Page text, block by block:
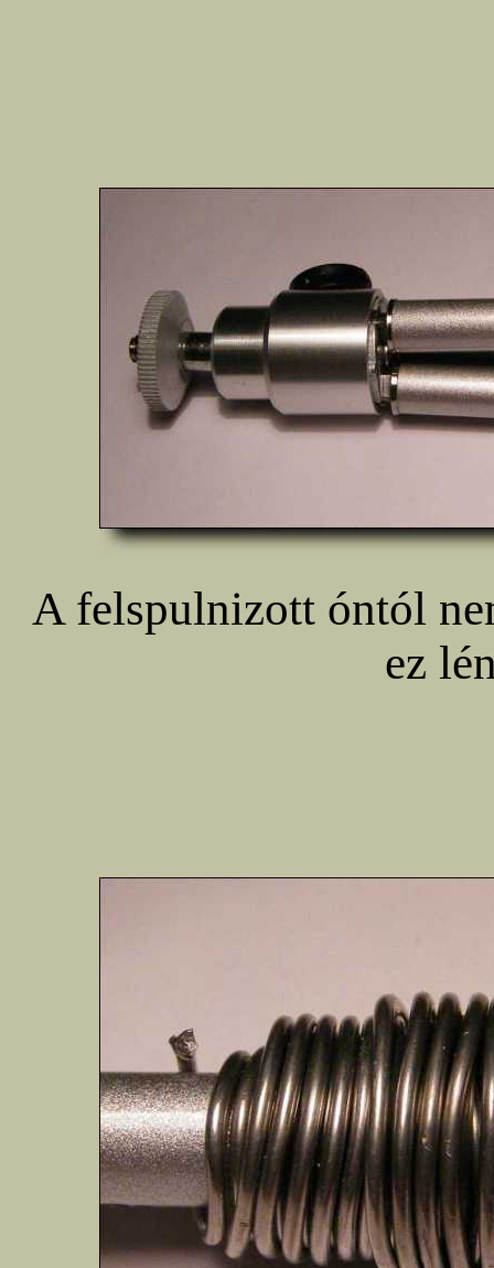
A felspulnizott óntól
ez